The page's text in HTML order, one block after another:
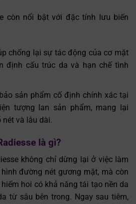
còn nổi bật với đặc tính lưu biến
chống lại sự tác động của cơ mặt
định cấu trúc da và hạn chế tình
sản phẩm cố định chính xác tại
tượng lan sản phẩm, mang lại
nét và lâu dài.
là gì?
không chỉ dừng lại ở việc làm
đường nét gương mặt, mà còn
hoi có khả năng tái tạo nền da
từ sâu bên trong. Ngay sau tiêm,